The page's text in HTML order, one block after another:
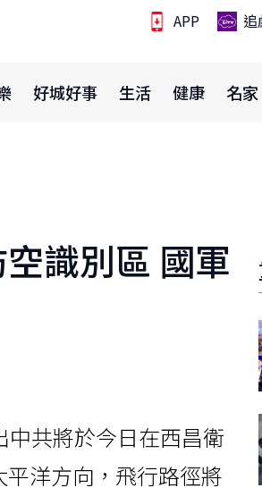
APP 追
好城好事 生活 健康 名家
識別區 國軍
共將於今日在西昌衛
洋方向，飛行路徑將